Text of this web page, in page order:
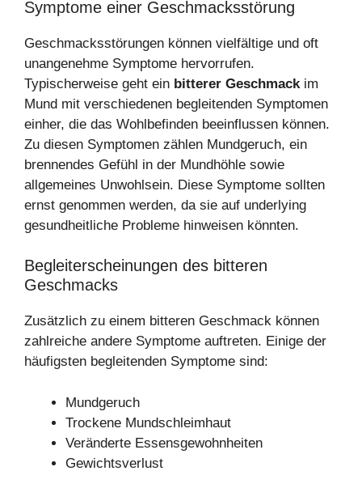
Symptome einer Geschmacksstörung
Geschmacksstörungen können vielfältige und oft
unangenehme Symptome hervorrufen.
Typischerweise geht ein bitterer Geschmackim
Mund mit verschiedenen begleitenden Symptomen
einher, die das Wohlbefinden beeinflussen können.
Zu diesen Symptomen zählen Mundgeruch, ein
brennendes Gefühl in der Mundhöhle sowie
allgemeines Unwohlsein. Diese Symptome sollten
ernst genommen werden, da sie auf underlying
gesundheitliche Probleme hinweisen könnten.
Begleiterscheinungen des bitteren
Geschmacks
Zusätzlich zu einem bitteren Geschmack können
zahlreiche andere Symptome auftreten. Einige der
häufigsten begleitenden Symptome sind:
Mundgeruch
Trockene Mundschleimhaut
Veränderte Essensgewohnheiten
Gewichtsverlust